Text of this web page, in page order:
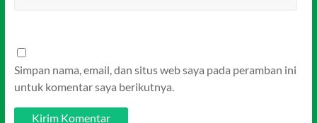
Simpan nama, email, dan situs web saya pada peramban ini
untuk komentar saya berikutnya.